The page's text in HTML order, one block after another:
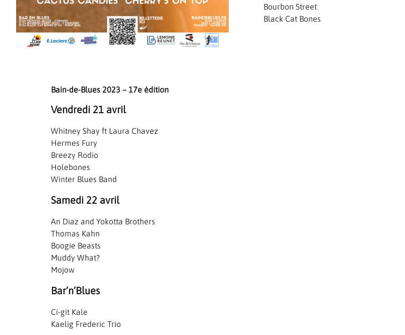
Bourbon Street
Black Cat Bones
Bain-de-Blues 2023 – 17e édition
Vendredi 21 avril
Whitney Shay ft Laura Chavez
Hermes Fury
Breezy Rodio
Holebones
Winter Blues Band
Samedi 22 avril
An Diaz and Yokotta Brothers
Thomas Kahn
Boogie Beasts
Muddy What?
Mojow
Bar’n’Blues
Ci-git Kale
Kaelig Frederic Trio